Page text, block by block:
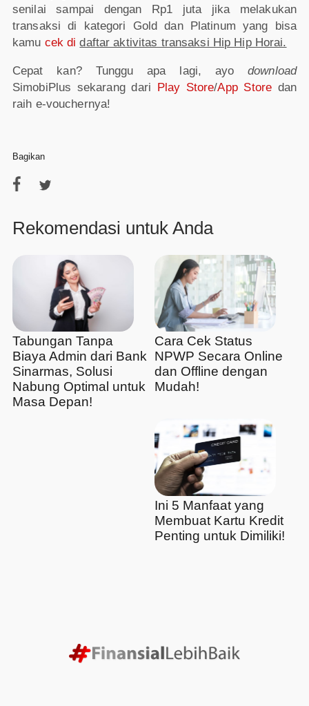
senilai sampai dengan Rp1 juta jika melakukan
transaksi di kategori Gold dan Platinum yang bisa
kamu cek didaftar aktivitas transaksi Hip Hip Horai.
Cepat kan? Tunggu apa lagi, ayodownload
SimobiPlus sekarang dari Play Store/App Store dan
raih e-vouchernya!
Bagikan
Rekomendasi untuk Anda
Tabungan Tanpa
Biaya Admin dari Bank
Sinarmas, Solusi
Nabung Optimal untuk
Masa Depan!
Cara Cek Status
NPWP Secara Online
dan Offline dengan
Mudah!
Ini 5 Manfaat yang
Membuat Kartu Kredit
Penting untuk Dimiliki!